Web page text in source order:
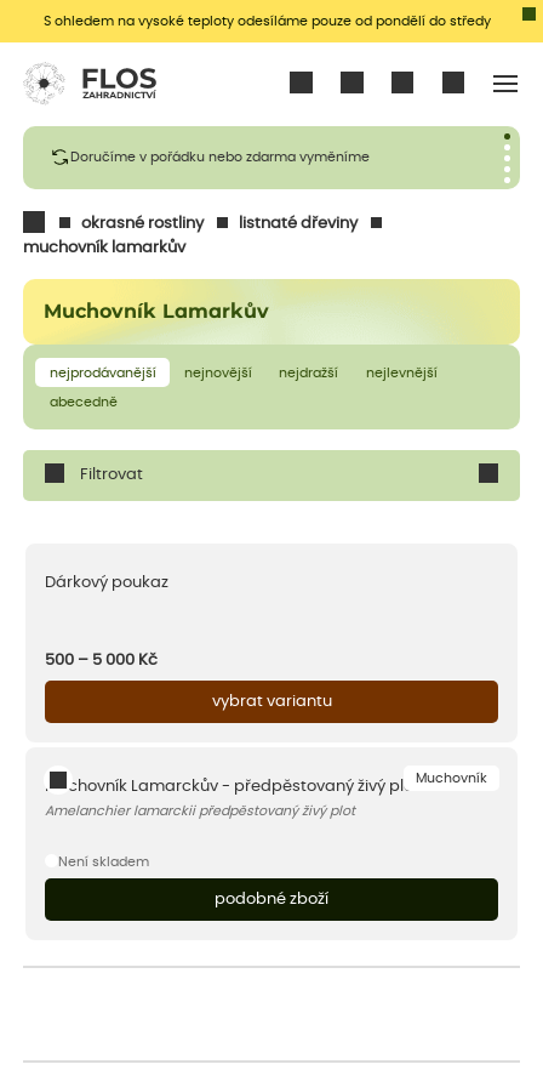
S ohledem na vysoké teploty odesíláme pouze od pondělí do středy
Doručíme v pořádku nebo zdarma vyměníme
okrasné rostliny
listnaté dřeviny
muchovník lamarkův
Muchovník Lamarkův
nejprodávanější nejnovější nejdražší nejlevnější
abecedně
Filtrovat
Dárkový poukaz
500 – 5 000 Kč
vybrat variantu
Muchovník
Muchovník Lamarckův - předpěstovaný živý plot
Amelanchier lamarckii předpěstovaný živý plot
Není skladem
podobné zboží